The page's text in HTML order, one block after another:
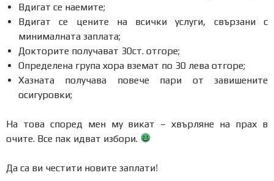
Вдигат се наемите;
Вдигат се цените на всички услуги, свързани с
минималната заплата;
Докторите получават 30ст. отгоре;
Определена група хора вземат по 30 лева отгоре;
Хазната получава повече пари от завишените
осигуровки;
На това според мен му викат – хвърляне на прах в
очите. Все пак идват избори.
Да са ви честити новите заплати!